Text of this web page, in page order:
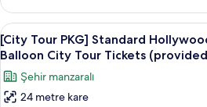
per
night)
için
tüm
fotoğrafları
Twin
2
Yellow
City
Tour
[City
Tour
PKG]
Standard
Hollywood
7
[City Tour PKG] Standard
Balloon City Tour Tickets
Şehir manzaralı
24 metre kare